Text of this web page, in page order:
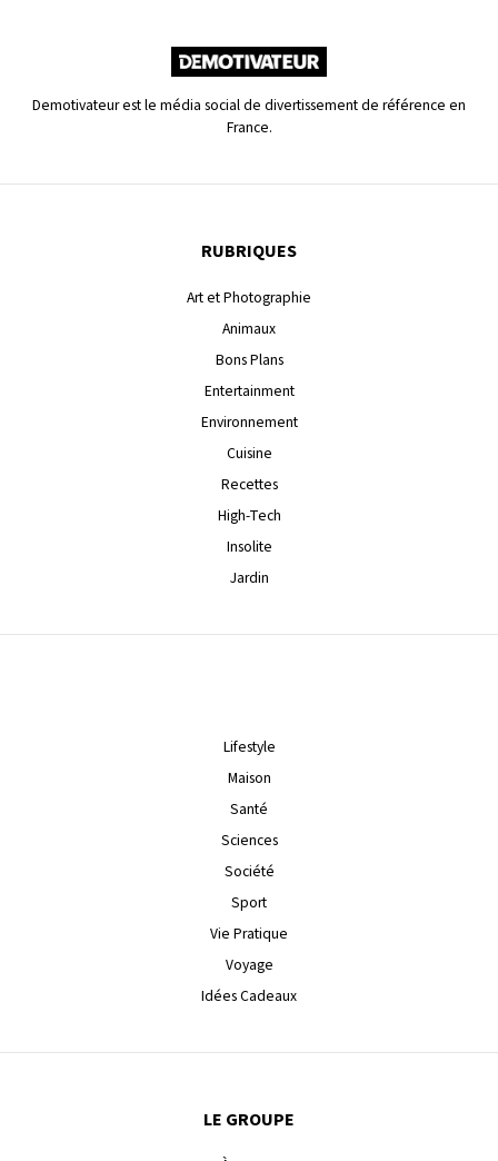
Demotivateur est le média social de divertissement de référence en
France.
RUBRIQUES
Art et Photographie
Animaux
Bons Plans
Entertainment
Environnement
Cuisine
Recettes
High-Tech
Insolite
Jardin
Lifestyle
Maison
Santé
Sciences
Société
Sport
Vie Pratique
Voyage
Idées Cadeaux
LE GROUPE